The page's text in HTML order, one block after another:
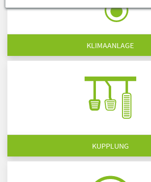
KLIMAANLAGE
KUPPLUNG